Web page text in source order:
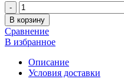
Количество
В корзину
Сравнение
В избранное
Описание
Условия доставки